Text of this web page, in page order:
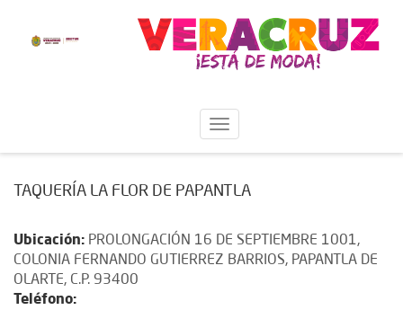
TAQUERÍA LA FLOR DE PAPANTLA
Ubicación: PROLONGACIÓN 16 DE SEPTIEMBRE 1001,
COLONIA FERNANDO GUTIERREZ BARRIOS, PAPANTLA DE
OLARTE, C.P. 93400
Teléfono: